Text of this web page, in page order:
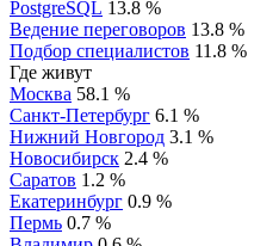
PostgreSQL 13.8 %
Ведение переговоров 13.8 %
Подбор специалистов 11.8 %
Где живут
Москва 58.1 %
Санкт-Петербург 6.1 %
Нижний Новгород 3.1 %
Новосибирск 2.4 %
Саратов 1.2 %
Екатеринбург 0.9 %
Пермь 0.7 %